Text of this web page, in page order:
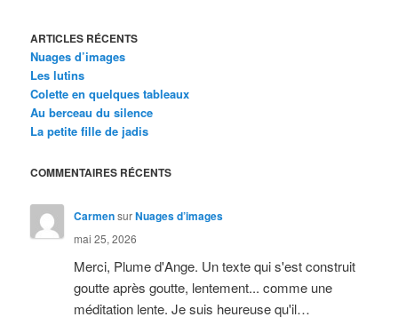
ARTICLES RÉCENTS
Nuages d’images
Les lutins
Colette en quelques tableaux
Au berceau du silence
La petite fille de jadis
COMMENTAIRES RÉCENTS
CarmensurNuages d’images
mai 25, 2026
Merci, Plume d'Ange. Un texte qui s'est construit
goutte après goutte, lentement... comme une
méditation lente. Je suis heureuse qu'il…